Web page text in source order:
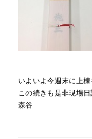
いよいよ今週末に上棟
この続きも是非現場日
森谷